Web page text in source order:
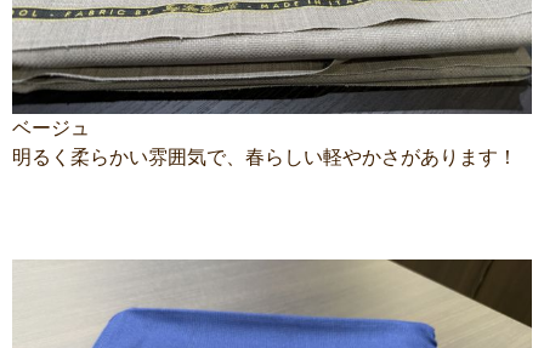
ベージュ
明るく柔らかい雰囲気で、春らしい軽やかさがあります！